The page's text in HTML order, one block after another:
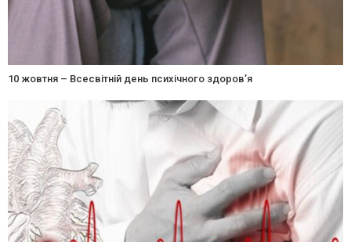
10 жовтня – Всесвітній день психічного здоров’я